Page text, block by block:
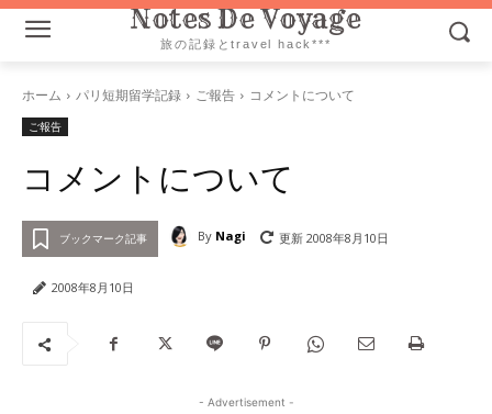
Notes De Voyage
旅の記録とtravel hack***
ホーム パリ短期留学記録 ご報告 コメントについて
ご報告
コメントについて
ブックマーク記事 By Nagi 更新 2008年8月10日
2008年8月10日
- Advertisement -